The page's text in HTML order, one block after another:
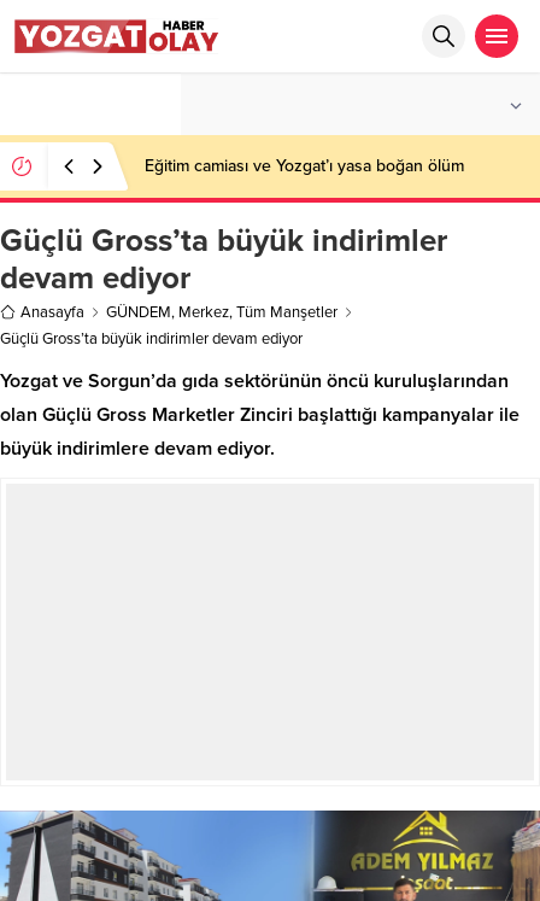
Eğitim camiası ve Yozgat’ı yasa boğan ölüm
Güçlü Gross’ta büyük indirimler
devam ediyor
Anasayfa GÜNDEM, Merkez,Tüm Manşetler
Güçlü Gross’ta büyük indirimler devam ediyor
Yozgat ve Sorgun’da gıda sektörünün öncü kuruluşlarından
olan Güçlü Gross Marketler Zinciri başlattığı kampanyalar ile
büyük indirimlere devam ediyor.